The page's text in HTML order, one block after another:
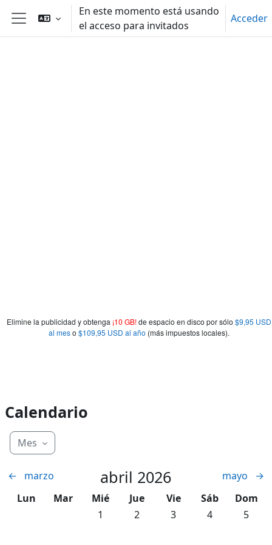
Salta al contenido principal
Elimine la publicidad y obtenga ¡10 GB!de espacio en disco por sólo $9,95 USD
al meso $109,95 USD al año (más impuestos locales).
Panel lateral
En este momento está usando
el acceso para invitados
Acceder
Calendario
Mes
← marzo abril 2026 mayo
→
Lunes
Lun Martes
Mar Miércoles
Mié Jueves
Jue Viernes
Vie Sábado
Sáb
Dom
Sin eventos, miércoles, 1 abril
1 Sin eventos, jueves, 2 abril
2 Sin eventos, viernes, 3
3 Sin eventos,
4 Sin
5